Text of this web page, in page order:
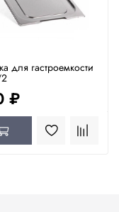
для гастроемкости
₽